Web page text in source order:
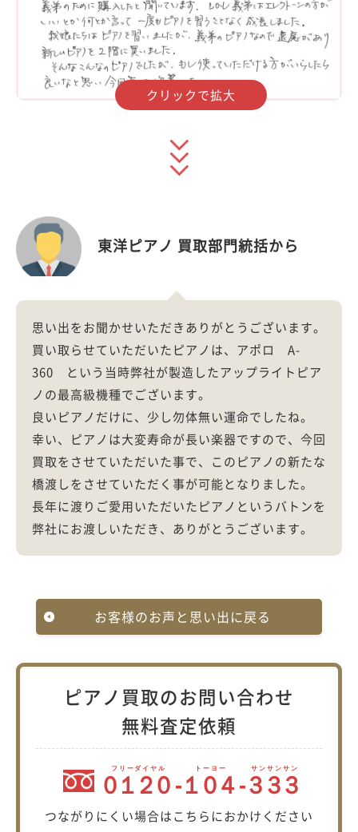
クリックで拡大
東洋ピアノ 買取部門統括から
思い出をお聞かせいただきありがとうございます。
買い取らせていただいたピアノは、アポロ A-
360 という当時弊社が製造したアップライトピア
ノの最高級機種でございます。
良いピアノだけに、少し勿体無い運命でしたね。
幸い、ピアノは大変寿命が長い楽器ですので、今回
買取をさせていただいた事で、このピアノの新たな
橋渡しをさせていただく事が可能となりました。
長年に渡りご愛用いただいたピアノというバトンを
弊社にお渡しいただき、ありがとうございます。
お客様のお声と思い出に戻る
ピアノ買取のお問い合わせ
無料査定依頼
０１２０
フリーダイヤル
-１０４
トーヨー
-３３３
サンサンサン
つながりにくい場合はこちらにおかけください